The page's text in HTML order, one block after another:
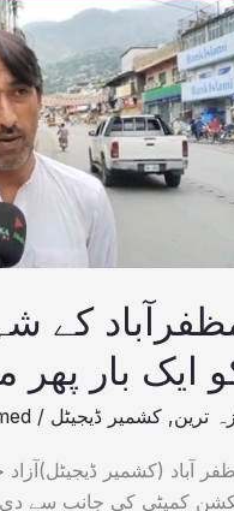
کے
ایک بار پھر
ترین, کشمیر ڈیجیٹل /
آباد (کشمیر
کمیٹی کی جانب سے دی